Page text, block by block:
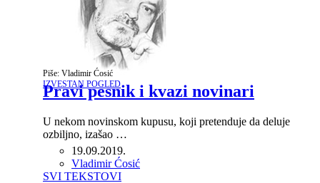
Piše: Vladimir Ćosić
IZVESTAN POGLED
Pravi pesnik i kvazi novinari
U nekom novinskom kupusu, koji pretenduje da deluje
ozbiljno, izašao …
19.09.2019.
Author
Vladimir Ćosić
SVI TEKSTOVI